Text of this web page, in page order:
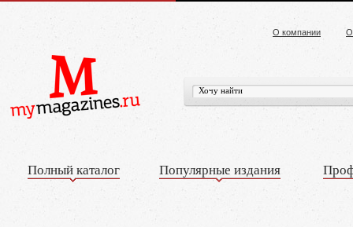
О компании
Полный каталог Популярные издания